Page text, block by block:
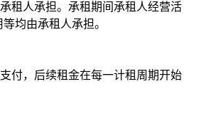
租人承担。承租期间承租人经营活
均由承租人承担。
付，后续租金在每一计租周期开始